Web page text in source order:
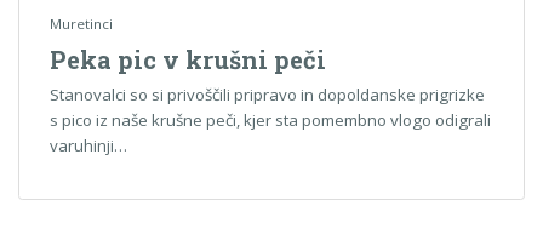
Muretinci
Peka pic v krušni peči
Stanovalci so si privoščili pripravo in dopoldanske prigrizke
s pico iz naše krušne peči, kjer sta pomembno vlogo odigrali
varuhinji…